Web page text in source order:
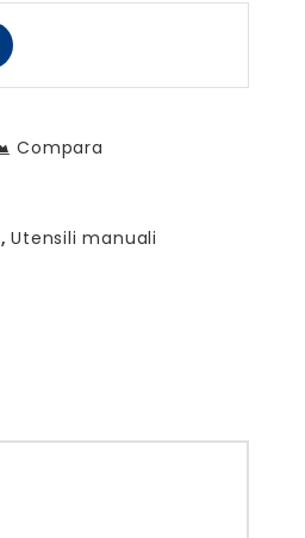
Compara
,Utensili manuali